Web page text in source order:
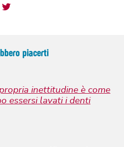
Twitter
piacerti
inettitudine è come
essersi lavati i denti